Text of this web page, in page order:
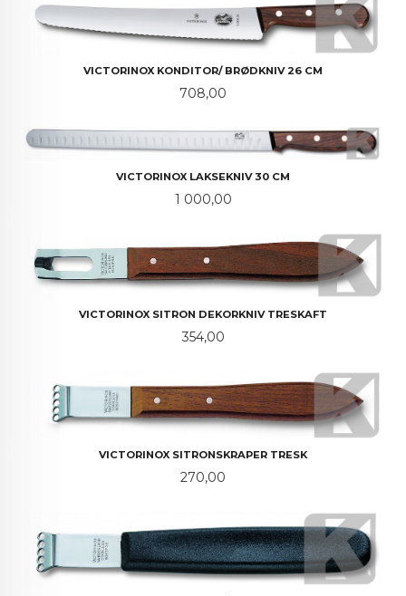
VICTORINOX KONDITOR/ BRØDKNIV 26 CM
Pris
708,00
VICTORINOX LAKSEKNIV 30 CM
Pris
1 000,00
VICTORINOX SITRON DEKORKNIV TRESKAFT
Pris
354,00
VICTORINOX SITRONSKRAPER TRESK
Pris
270,00